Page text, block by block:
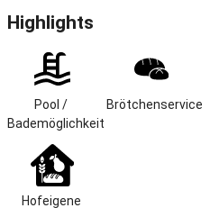
Unser Ferienhof bietet Ihnen
Wir liegen in einem kleinen Weiler,
Luftkurort Oberstaufen.
Entspannen Sie auf unserer
Grillplatz und Gartenhäuschen,
"Grünen".
Highlights
Pool /
Bademöglichkeit
Brötchenservice
Hofeigene